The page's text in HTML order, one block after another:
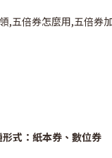
形式：紙本券、數位券